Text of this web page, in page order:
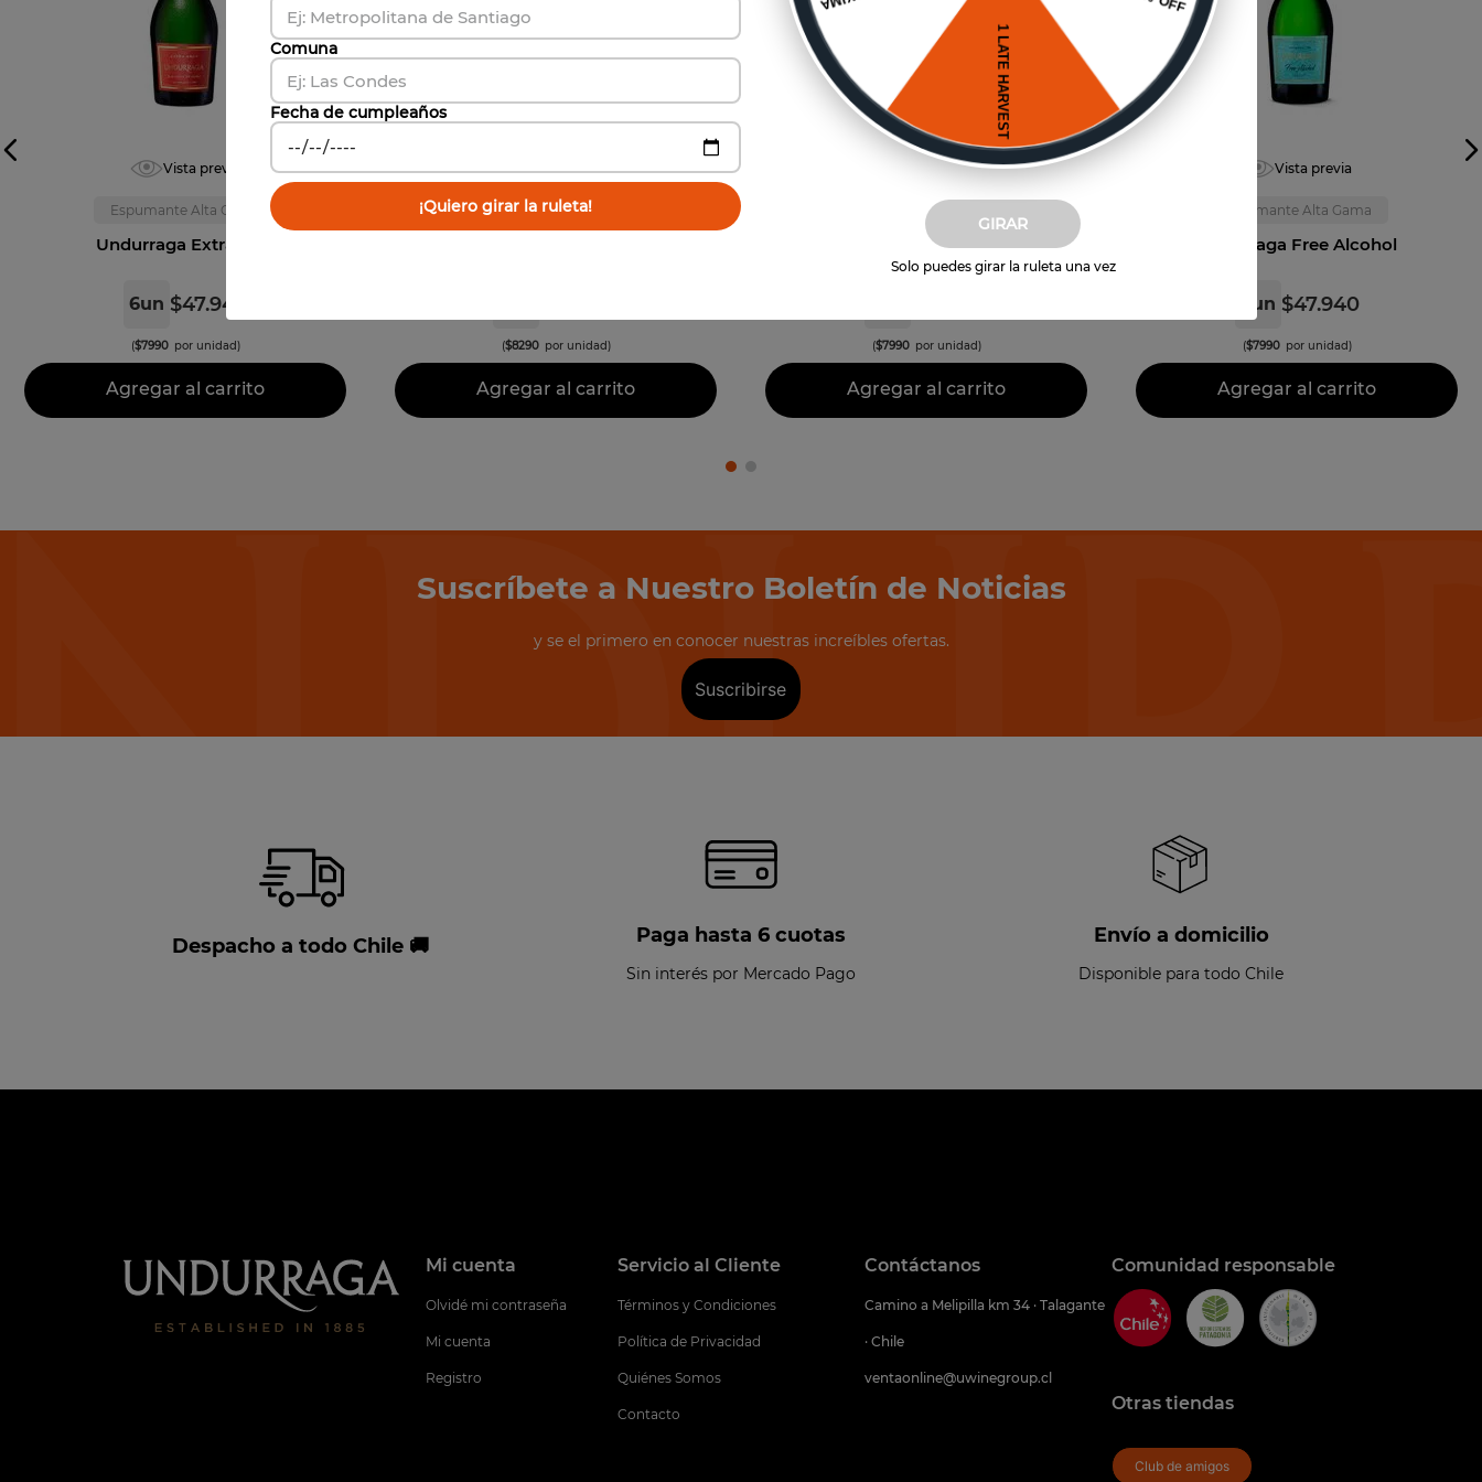
Vista previa
Espumante Alta Gama
Undurraga Extra Brut
6un $47.940
($7990 por unidad)
Agregar al carrito
Vista previa
Espumante Alta Gama
($8290 por unidad)
Agregar al carrito
Vista previa
Espumantes Alta Gama
Albores Brut
($7990 por unidad)
Agregar al carrito
Vista previa
Espumante Alta Gama
Undurraga Free Alcohol
un $47.940
($7990 por unidad)
Agregar al carrito
Suscríbete a Nuestro Boletín de Noticias
y se el primero en conocer nuestras increíbles ofertas.
Suscribirse
Despacho a todo Chile 🚚 Paga hasta 6 cuotas
Sin interés por Mercado Pago
Envío a domicilio
Disponible para todo Chile
Mi cuenta
Olvidé mi contraseña
Mi cuenta
Registro
Servicio al Cliente
Términos y Condiciones
Política de Privacidad
Quiénes Somos
Contacto
Contáctanos
Camino a Melipilla km 34 · Talagante
· Chile
ventaonline@uwinegroup.cl
Comunidad responsable
Otras tiendas
Club de amigos
GIRAR
Solo puedes girar la ruleta una vez
Comuna
Fecha de cumpleaños
¡Quiero girar la ruleta!